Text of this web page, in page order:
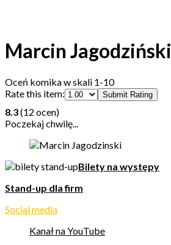
Marcin Jagodziński
Oceń komika w skali 1-10
Rate this item:
Submit Rating
8.3(12 ocen)
Poczekaj chwilę...
Bilety na występy
Stand-up dla firm
Social media
Kanał na YouTube